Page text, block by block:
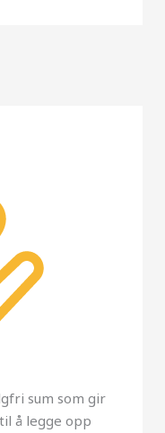
sum som gir
å legge opp